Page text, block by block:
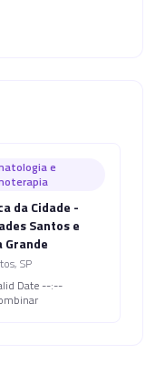
e
da Cidade -
Santos e
Grande
, SP
Date --:--